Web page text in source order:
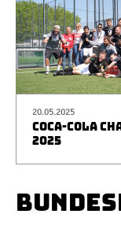
20.05.2025
COCA-COLA
2025